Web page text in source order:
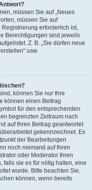
müssen Sie auf „Neues
müssen Sie auf
Registrierung erforderlich ist,
Berechtigungen sind jeweils
Z. B. „Sie dürfen neue
usw.
können Sie nur Ihre
können einen Beitrag
für den entsprechenden
begrenzten Zeitraum nach
auf Ihren Beitrag geantwortet
gekennzeichnet. Es
der Bearbeitungen
noch niemand auf Ihren
oder Moderator Ihren
falls sie es für nötig halten, eine
wurde. Bitte beachten Sie,
können, wenn bereits